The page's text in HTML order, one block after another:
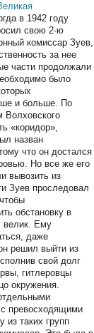
в 1942 году
свою 2-ю
комиссар Зуев,
за нее
части продолжали
было
и больше. По
Волховского
«коридор»,
назван
что он достался
Но все же его
вывозить из
Зуев проследовал
обстановку в
велик. Ему
даже
решил выйти из
свой долг
гитлеровцы
окружения.
превосходящими
из таких групп